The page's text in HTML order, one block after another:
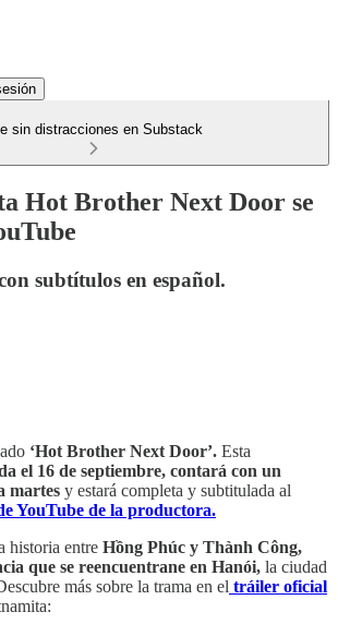
sin distracciones en Substack
Hot Brother Next Door se
subtítulos en español.
‘Hot Brother Next Door’. Esta
el 16 de septiembre, contará con un
martes y estará completa y subtitulada al
YouTube de la productora.
historia entre Hồng Phúc y Thành Công,
que se reencuentrane en Hanói, la ciudad
más sobre la trama en el tráiler oficial